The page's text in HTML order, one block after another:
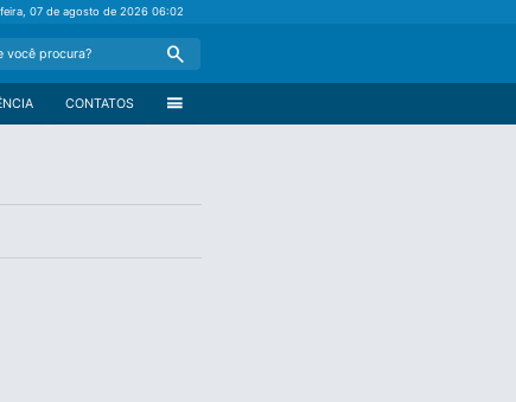
07 de agosto de 202606:02
Search
menu
CONTATOS